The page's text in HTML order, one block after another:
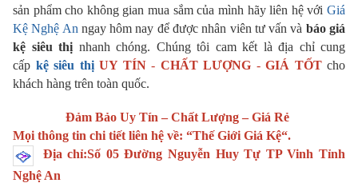
sản phẩm cho không gian mua sắm của mình hãy liên hệ với Giá
Kệ Nghệ Anngay hôm nay để được nhân viên tư vấn và báo giá
kệ siêu thịnhanh chóng. Chúng tôi cam kết là địa chỉ cung
cấp kệ siêu thị UY TÍN- CHẤT LƯỢNG - GIÁ TỐTcho
khách hàng trên toàn quốc.
Đảm Bảo Uy Tín – Chất Lượng – Giá Rẻ
Mọi thông tin chi tiết liên hệ về: “Thế Giới Giá Kệ“.
Địa chỉ:Số 05 Đường Nguyễn Huy Tự TP Vinh Tỉnh
Nghệ An